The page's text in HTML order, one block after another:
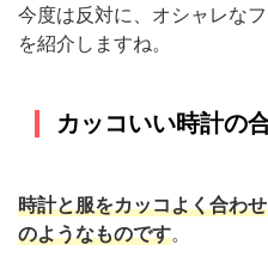
今度は反対に、オシャレな
を紹介しますね。
カッコいい時計の
時計と服をカッコよく合わ
のようなものです。